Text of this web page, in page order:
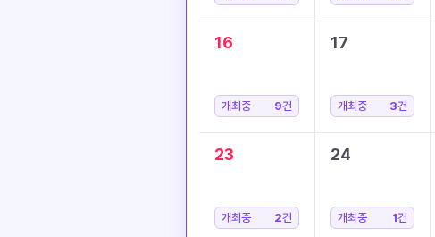
16
개최중 9건
17
개최중 3건
23
개최중 2건
24
개최중 1건